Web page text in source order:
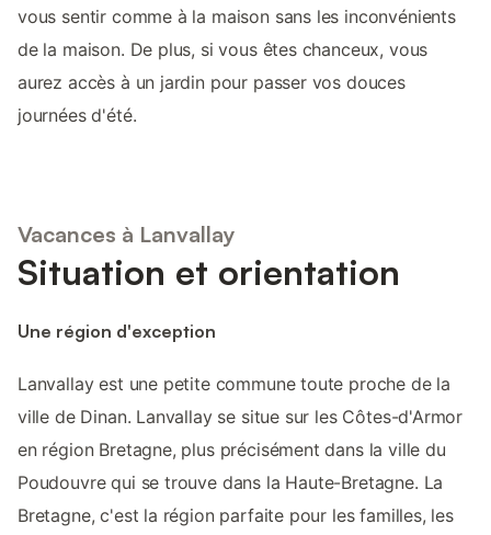
vous sentir comme à la maison sans les inconvénients
de la maison. De plus, si vous êtes chanceux, vous
aurez accès à un jardin pour passer vos douces
journées d'été.
Vacances à Lanvallay
Situation et orientation
Une région d'exception
Lanvallay est une petite commune toute proche de la
ville de Dinan. Lanvallay se situe sur les Côtes-d'Armor
en région Bretagne, plus précisément dans la ville du
Poudouvre qui se trouve dans la Haute-Bretagne. La
Bretagne, c'est la région parfaite pour les familles, les